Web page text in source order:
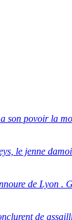
povoir la
le jenne
de Lyon .
de